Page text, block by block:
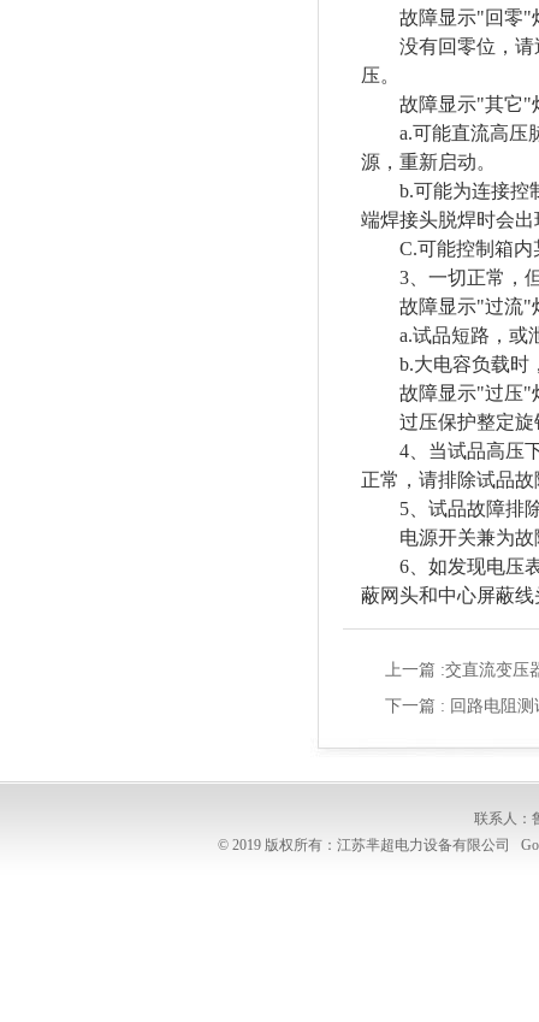
故障显示"回零"
没有回零位，请逆
压。
故障显示"其它"灯
a.可能直流高压脉
源，重新启动。
b.可能为连接控制
端焊接头脱焊时会
C.可能控制箱内某
3、一切正常，但
故障显示"过流"
a.试品短路，或
b.大电容负载时，
故障显示"过压"
过压保护整定旋钮
4、当试品高压下
正常，请排除试品
5、试品故障排除
电源开关兼为故障
6、如发现电压表
蔽网头和中心屏蔽
上一篇 :交直流变压
下一篇 : 回路电阻
联系人：
© 2019 版权所有：江苏芈超电力设备有限公司